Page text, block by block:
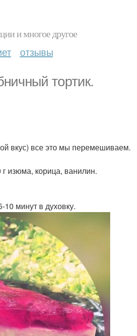
и многое другое
отзывы
тортик.
вкус) все это мы перемешиваем.
г изюма, корица, ванилин.
минут в духовку.